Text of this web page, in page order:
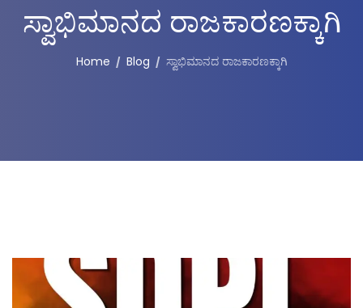
ಸ್ವಾಭಿಮಾನದ ರಾಜಕಾರಣಕ್ಕಾಗಿ
Home Blog ಸ್ವಾಭಿಮಾನದ ರಾಜಕಾರಣಕ್ಕಾಗಿ